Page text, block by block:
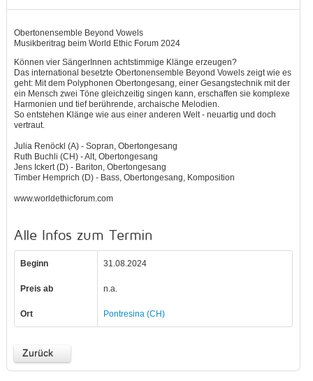
Obertonensemble Beyond Vowels
Musikberitrag beim World Ethic Forum 2024
Können vier SängerInnen achtstimmige Klänge erzeugen?
Das international besetzte Obertonensemble Beyond Vowels zeigt wie es
geht: Mit dem Polyphonen Obertongesang, einer Gesangstechnik mit der
ein Mensch zwei Töne gleichzeitig singen kann, erschaffen sie komplexe
Harmonien und tief berührende, archaische Melodien.
So entstehen Klänge wie aus einer anderen Welt - neuartig und doch
vertraut.
Julia Renöckl (A) - Sopran, Obertongesang
Ruth Buchli (CH) - Alt, Obertongesang
Jens Ickert (D) - Bariton, Obertongesang
Timber Hemprich (D) - Bass, Obertongesang, Komposition
www.worldethicforum.com
Alle Infos zum Termin
Beginn 31.08.2024
Preis ab n.a.
Ort Pontresina (CH)
Zurück